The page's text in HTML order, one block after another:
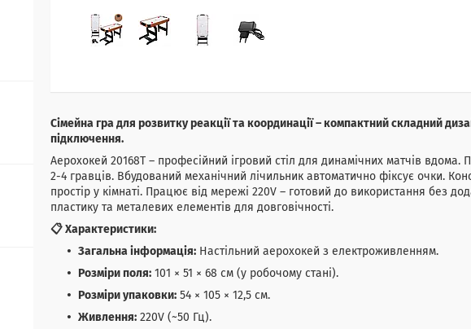
Сімейна гра для розвитку реакції та координації – компактний складний
підключення.
Аерохокей 20168T – професійний ігровий стіл для динамічних матчів вдома.
2-4 гравців. Вбудований механічний лічильник автоматично фіксує очки.
простір у кімнаті. Працює від мережі 220V – готовий до використання без
пластику та металевих елементів для довговічності.
📋 Характеристики:
Загальна інформація: Настільний аерохокей з електроживленням.
Розміри поля: 101 × 51 × 68 см (у робочому стані).
Розміри упаковки: 54 × 105 × 12,5 см.
Живлення: 220V (~50 Гц).